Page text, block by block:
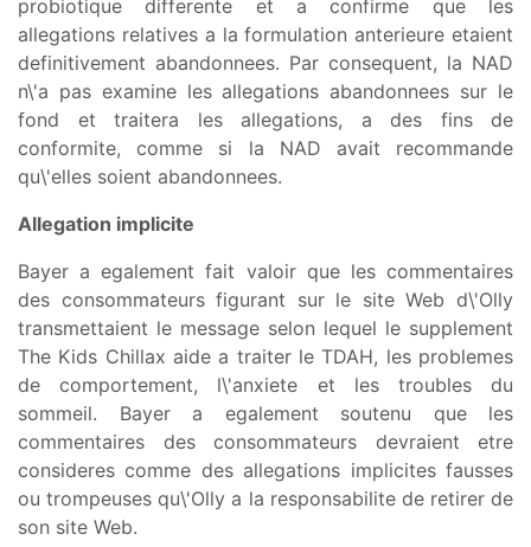
probiotique differente et a confirme que les
allegations relatives a la formulation anterieure etaient
definitivement abandonnees. Par consequent, la NAD
n\'a pas examine les allegations abandonnees sur le
fond et traitera les allegations, a des fins de
conformite, comme si la NAD avait recommande
qu\'elles soient abandonnees.
Allegation implicite
Bayer a egalement fait valoir que les commentaires
des consommateurs figurant sur le site Web d\'Olly
transmettaient le message selon lequel le supplement
The Kids Chillax aide a traiter le TDAH, les problemes
de comportement, l\'anxiete et les troubles du
sommeil. Bayer a egalement soutenu que les
commentaires des consommateurs devraient etre
consideres comme des allegations implicites fausses
ou trompeuses qu\'Olly a la responsabilite de retirer de
son site Web.